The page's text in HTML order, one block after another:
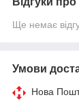
Ще немає
Умови
Нова